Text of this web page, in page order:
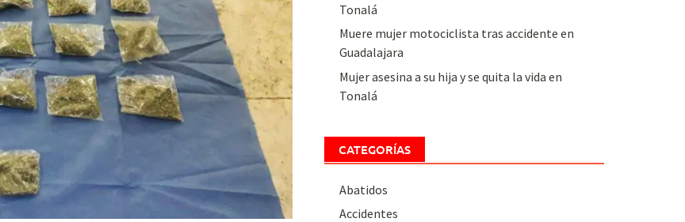
Tonalá
Muere mujer motociclista tras accidente en
Guadalajara
Mujer asesina a su hija y se quita la vida en
Tonalá
CATEGORÍAS
Abatidos
Accidentes